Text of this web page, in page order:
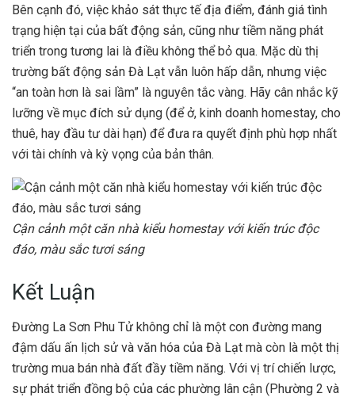
Bên cạnh đó, việc khảo sát thực tế địa điểm, đánh giá tình
trạng hiện tại của bất động sản, cũng như tiềm năng phát
triển trong tương lai là điều không thể bỏ qua. Mặc dù thị
trường bất động sản Đà Lạt vẫn luôn hấp dẫn, nhưng việc
“an toàn hơn là sai lầm” là nguyên tắc vàng. Hãy cân nhắc kỹ
lưỡng về mục đích sử dụng (để ở, kinh doanh homestay, cho
thuê, hay đầu tư dài hạn) để đưa ra quyết định phù hợp nhất
với tài chính và kỳ vọng của bản thân.
Cận cảnh một căn nhà kiểu homestay với kiến trúc độc
đáo, màu sắc tươi sáng
Kết Luận
Đường La Sơn Phu Tử không chỉ là một con đường mang
đậm dấu ấn lịch sử và văn hóa của Đà Lạt mà còn là một thị
trường mua bán nhà đất đầy tiềm năng. Với vị trí chiến lược,
sự phát triển đồng bộ của các phường lân cận (Phường 2 và